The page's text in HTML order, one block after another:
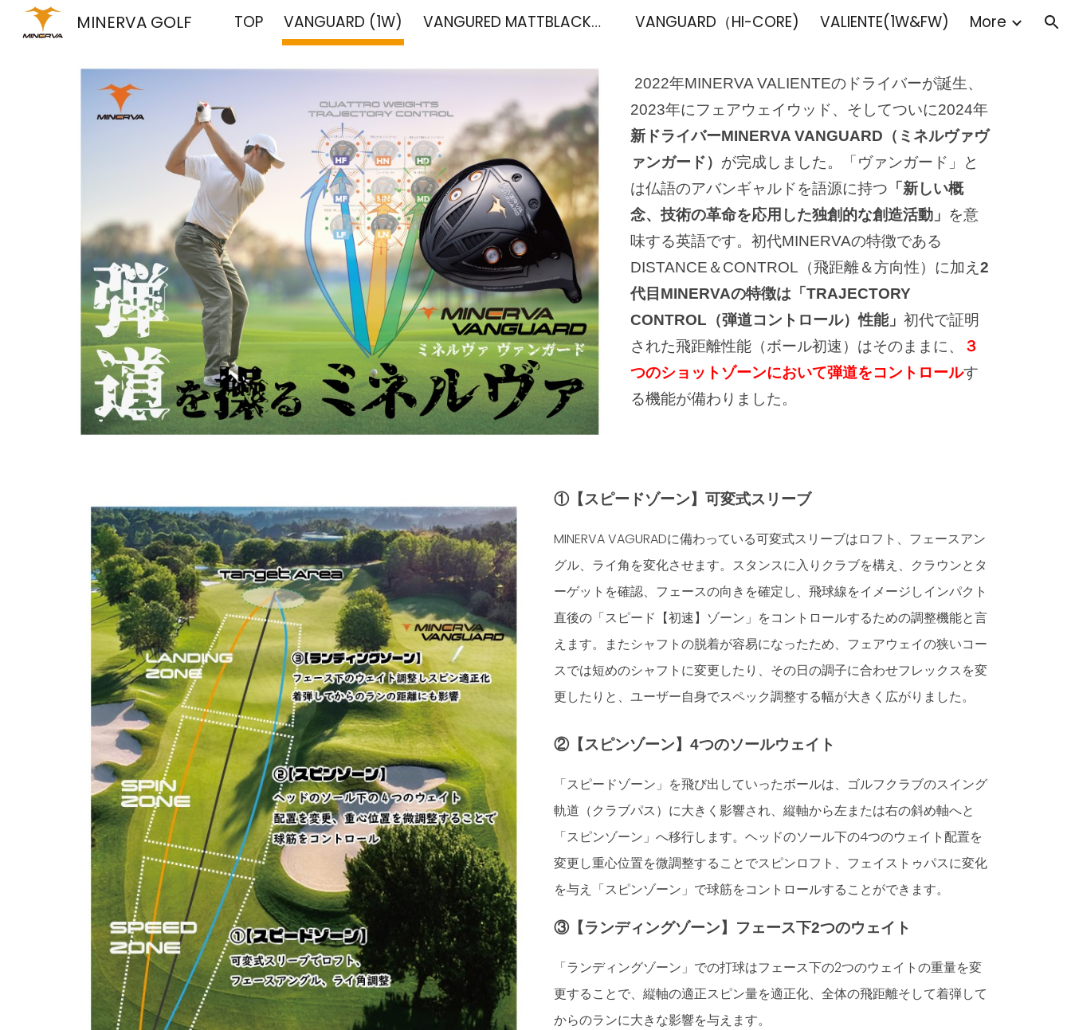
Skip to main content Skip to navigation
MINERVA GOLF TOP VANGUARD (1W) VANGURED MATTBLACK【NEW】 VANGUARD（HI-CORE) VALIENTE(1W&FW) More
2022年MINERVA VALIENTEのドライバーが誕生、
2023年にフェアウェイウッド、そしてついに2024年
新ドライバーMINERVA VANGUARD（ミネルヴァヴ
ァンガード） が完成しました。「ヴァンガード」と
は仏語のアバンギャルドを語源に持つ 「新しい概
念、技術の革命を応用した独創的な創造活動」 を意
味する英語です。初代MINERVAの特徴である
DISTANCE＆CONTROL（飛距離＆方向性）に加え 2
代目MINERVAの特徴は「TRAJECTORY
CONTROL（弾道コントロール）性能」 初代で証明
された飛距離性能（ボール初速）はそのままに、
３
つのショットゾーンにおいて弾道をコントロールす
る機能が備わりました。
①【スピードゾーン】可変式スリーブ
MINERVA VAGURADに備わっている可変式スリーブはロフト、フェースアン
グル、ライ角を変化させます。スタンスに入りクラブを構え、クラウンとタ
ーゲットを確認、フェースの向きを確定し、飛球線をイメージしインパクト
直後の「スピード【初速】ゾーン」をコントロールするための調整機能と言
えます。またシャフトの脱着が容易になったため、フェアウェイの狭いコー
スでは短めのシャフトに変更したり、その日の調子に合わせフレックスを変
更したりと、ユーザー自身でスペック調整する幅が大きく広がりました。
②【スピンゾーン】4つのソールウェイト
「スピードゾーン」を飛び出していったボールは、ゴルフクラブのスイング
軌道（クラブパス）に大きく影響され、縦軸から左または右の斜め軸へと
「スピンゾーン」へ移行します。ヘッドのソール下の4つのウェイト配置を
変更し重心位置を微調整することでスピンロフト、フェイストゥパスに変化
を与え「スピンゾーン」で球筋をコントロールすることができます。
③【ランディングゾーン】フェース下2つのウェイト
「ランディングゾーン」での打球はフェース下の2つのウェイトの重量を変
更することで、縦軸の適正スピン量を適正化、全体の飛距離そして着弾して
からのランに大きな影響を与えます。